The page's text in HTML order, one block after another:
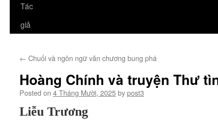
Tác
giả
← Chuối và ngôn ngữ văn chương bung phá
Hoàng Chính và truyện Thư
Posted on 4 Tháng Mười, 2025bypost3
Liễu Trương